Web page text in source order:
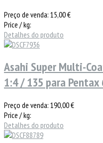
Preço de venda: 15,00 €
Price / kg:
Detalhes do produto
Asahi Super Multi-
1:4 / 135 para Pentax
Preço de venda: 190,00 €
Price / kg:
Detalhes do produto